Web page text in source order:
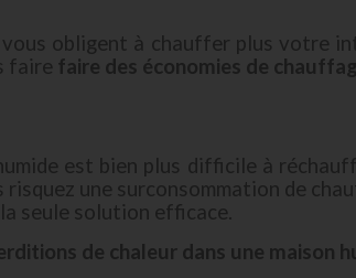
obligent à chauffer plus votre
faire faire des économies de
est bien plus difficile à
risquez une surconsommation de
seule solution efficace.
de chaleur dans une maison